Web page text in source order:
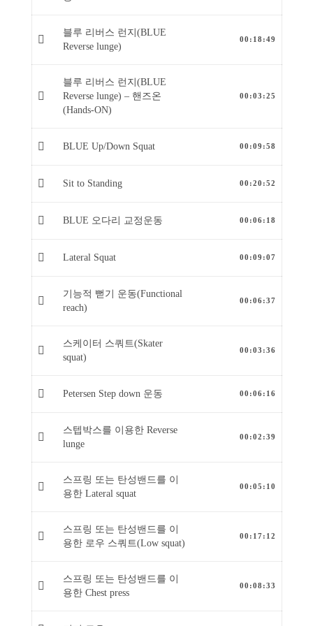
블루 리버스 런지(BLUE
Reverse lunge)
00:18:49
블루 리버스 런지(BLUE
Reverse lunge) – 핸즈온
(Hands-ON)
00:03:25
BLUE Up/Down Squat 00:09:58
Sit to Standing 00:20:52
BLUE 오다리 교정운동 00:06:18
Lateral Squat 00:09:07
기능적 뻗기 운동(Functional
reach)
00:06:37
스케이터 스쿼트(Skater
squat)
00:03:36
Petersen Step down 운동 00:06:16
스텝박스를 이용한 Reverse
lunge
00:02:39
스프링 또는 탄성밴드를 이
용한 Lateral squat
00:05:10
스프링 또는 탄성밴드를 이
용한 로우 스쿼트(Low squat)
00:17:12
스프링 또는 탄성밴드를 이
용한 Chest press
00:08:33